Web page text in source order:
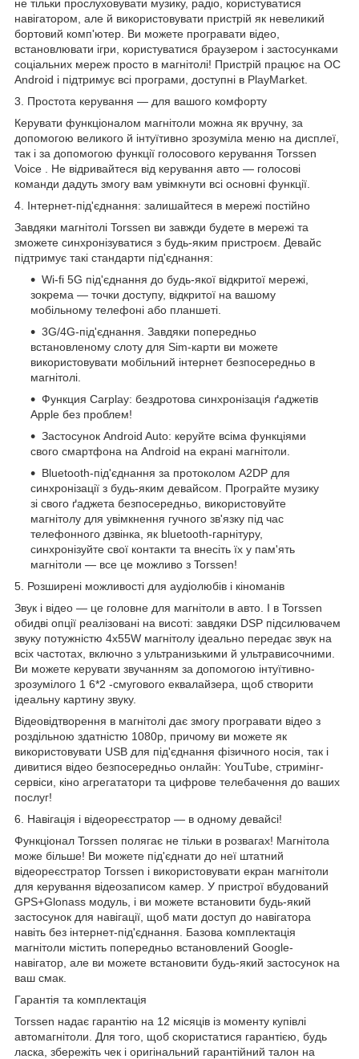
не тільки прослуховувати музику, радіо, користуватися
навігатором, але й використовувати пристрій як невеликий
бортовий комп'ютер. Ви можете програвати відео,
встановлювати ігри, користуватися браузером і застосунками
соціальних мереж просто в магнітолі! Пристрій працює на ОС
Android і підтримує всі програми, доступні в PlayMarket.
3. Простота керування — для вашого комфорту
Керувати функціоналом магнітоли можна як вручну, за
допомогою великого й інтуїтивно зрозуміла меню на дисплеї,
так і за допомогою функції голосового керування Torssen
Voice
. Не відривайтеся від керування авто — голосові
команди дадуть змогу вам увімкнути всі основні функції.
4. Інтернет-під'єднання: залишайтеся в мережі постійно
Завдяки магнітолі Torssen ви завжди будете в мережі та
зможете синхронізуватися з будь-яким пристроєм. Девайс
підтримує такі стандарти під'єднання:
Wi-fi 5G під'єднання до будь-якої відкритої мережі,
зокрема — точки доступу, відкритої на вашому
мобільному телефоні або планшеті.
3G/4G-під'єднання. Завдяки попередньо
встановленому слоту для Sim-карти ви можете
використовувати мобільний інтернет безпосередньо в
магнітолі.
Функция Carplay: бездротова синхронізація ґаджетів
Apple без проблем!
Застосунок Android Auto: керуйте всіма функціями
свого смартфона на Android на екрані магнітоли.
Bluetooth-під'єднання за протоколом A2DP для
синхронізації з будь-яким девайсом. Програйте музику
зі свого ґаджета безпосередньо, використовуйте
магнітолу для увімкнення гучного зв'язку під час
телефонного дзвінка, як bluetooth-гарнітуру,
синхронізуйте свої контакти та внесіть їх у пам'ять
магнітоли — все це можливо з Torssen!
5. Розширені можливості для аудіолюбів і кіноманів
Звук і відео — це головне для магнітоли в авто. І в Torssen
обидві опції реалізовані на висоті: завдяки DSP підсилювачем
звуку потужністю 4х55W магнітолу ідеально передає звук на
всіх частотах, включно з ультранизькими й ультрависочними.
Ви можете керувати звучанням за допомогою інтуїтивно-
зрозумілого 1 6*2 -смугового еквалайзера, щоб створити
ідеальну картину звуку.
Відеовідтворення в магнітолі дає змогу програвати відео з
роздільною здатністю 1080р, причому ви можете як
використовувати USB для під'єднання фізичного носія, так і
дивитися відео безпосередньо онлайн: YouTube, стримінг-
сервіси, кіно агрегататори та цифрове телебачення до ваших
послуг!
6. Навігація і відеореєстратор — в одному девайсі!
Функціонал Torssen полягає не тільки в розвагах! Магнітола
може більше! Ви можете під'єднати до неї штатний
відеореєстратор Torssen і використовувати екран магнітоли
для керування відеозаписом камер. У пристрої вбудований
GPS+Glonass модуль, і ви можете встановити будь-який
застосунок для навігації, щоб мати доступ до навігатора
навіть без інтернет-під'єднання. Базова комплектація
магнітоли містить попередньо встановлений Google-
навігатор, але ви можете встановити будь-який застосунок на
ваш смак.
Гарантія та комплектація
Torssen надає гарантію на 12 місяців із моменту купівлі
автомагнітоли. Для того, щоб скористатися гарантією, будь
ласка, збережіть чек і оригінальний гарантійний талон на